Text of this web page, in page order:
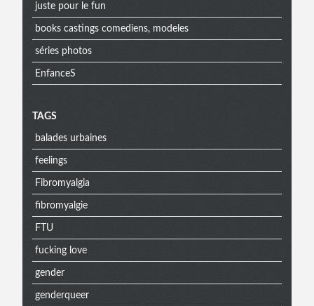
juste pour le fun
books castings comediens, modeles
séries photos
EnfanceS
Menu
extra
TAGS
balades urbaines
feelings
Fibromyalgia
fibromyalgie
FTU
fucking love
gender
genderqueer